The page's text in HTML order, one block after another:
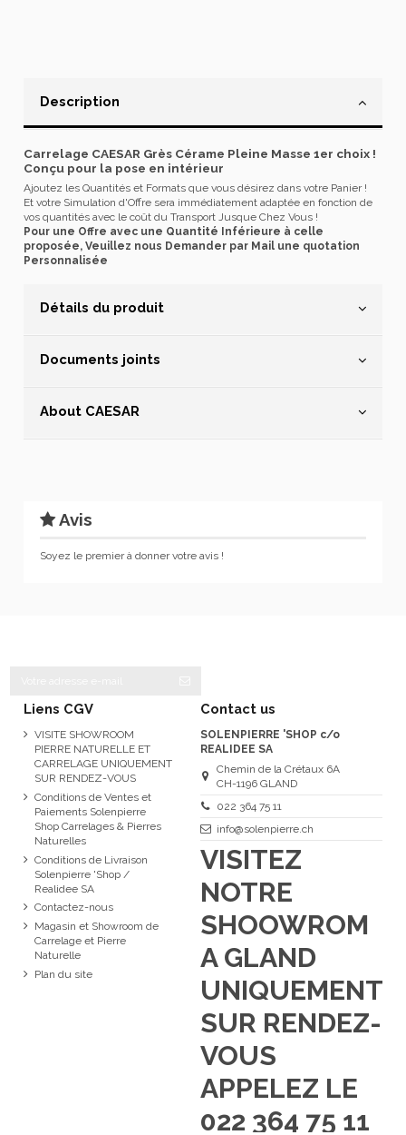
Description
Carrelage CAESAR Grès Cérame Pleine Masse 1er choix !
Conçu pour la pose en intérieur
Ajoutez les Quantités et Formats que vous désirez dans votre Panier !
Et votre Simulation d'Offre sera immédiatement adaptée en fonction de
vos quantités avec le coût du Transport Jusque Chez Vous !
Pour une Offre avec une Quantité Inférieure à celle
proposée, Veuillez nous Demander par Mail une quotation
Personnalisée
Détails du produit
Documents joints
About CAESAR
Avis
Soyez le premier à donner votre avis !
Liens CGV
VISITE SHOWROOM
PIERRE NATURELLE ET
CARRELAGE UNIQUEMENT
SUR RENDEZ-VOUS
Conditions de Ventes et
Paiements Solenpierre
Shop Carrelages & Pierres
Naturelles
Conditions de Livraison
Solenpierre 'Shop /
Realidee SA
Contactez-nous
Magasin et Showroom de
Carrelage et Pierre
Naturelle
Plan du site
Contact us
SOLENPIERRE 'SHOP c/o
REALIDEE SA
Chemin de la Crétaux 6A
CH-1196 GLAND
022 364 75 11
info@solenpierre.ch
VISITEZ
NOTRE
SHOOWROM
A GLAND
UNIQUEMENT
SUR RENDEZ-
VOUS
APPELEZ LE
022 364 75 11